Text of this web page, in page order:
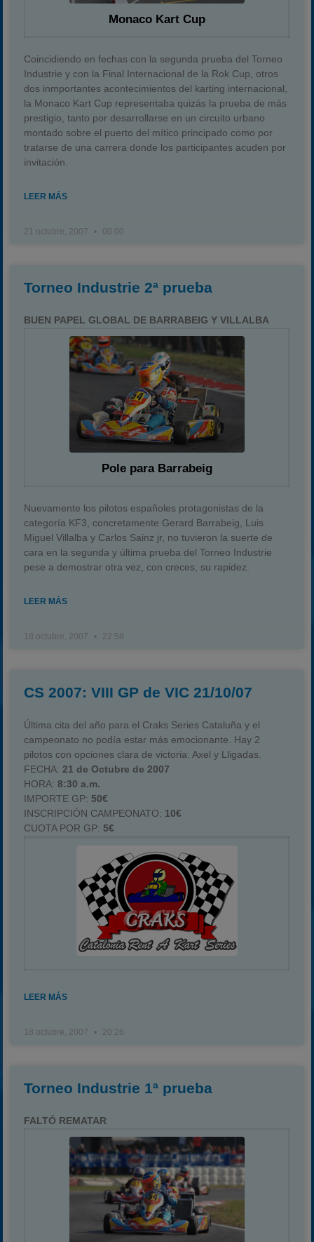
Monaco Kart Cup
Coincidiendo en fechas con la segunda prueba del Torneo
Industrie y con la Final Internacional de la Rok Cup, otros
dos inmportantes acontecimientos del karting internacional,
la Monaco Kart Cup representaba quizás la prueba de más
prestigio, tanto por desarrollarse en un circuito urbano
montado sobre el puerto del mítico principado como por
tratarse de una carrera donde los participantes acuden por
invitación.
LEER MÁS
21 octubre, 2007 00:00
Torneo Industrie 2ª prueba
BUEN PAPEL GLOBAL DE BARRABEIG Y VILLALBA
Pole para Barrabeig
Nuevamente los pilotos españoles protagonistas de la
categoría KF3, concretamente Gerard Barrabeig, Luis
Miguel Villalba y Carlos Sainz jr, no tuvieron la suerte de
cara en la segunda y última prueba del Torneo Industrie
pese a demostrar otra vez, con creces, su rapidez.
LEER MÁS
18 octubre, 2007 22:58
CS 2007: VIII GP de VIC 21/10/07
Última cita del año para el Craks Series Cataluña y el
campeonato no podía estar más emocionante. Hay 2
pilotos con opciones clara de victoria: Axel y Lligadas.
FECHA: 21 de Octubre de 2007
HORA: 8:30 a.m.
IMPORTE GP: 50€
INSCRIPCIÓN CAMPEONATO: 10€
CUOTA POR GP: 5€
LEER MÁS
18 octubre, 2007 20:26
Torneo Industrie 1ª prueba
FALTÓ REMATAR